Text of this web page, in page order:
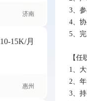
济南
10-15K/月
惠州
3、
4、
5、
【任
1、
2、
3、